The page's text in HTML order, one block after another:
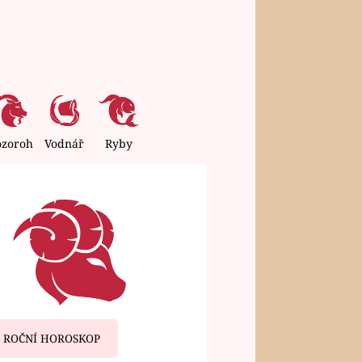
Vodnář Ryby
ROČNÍ HOROSKOP